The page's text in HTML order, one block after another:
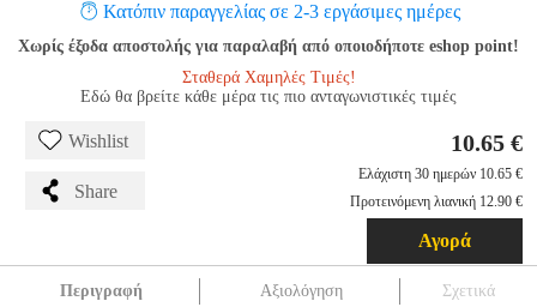
Κατόπιν παραγγελίας σε 2-3 εργάσιμες ημέρες
Χωρίς έξοδα αποστολής για παραλαβή από οποιοδήποτε eshop point!
Σταθερά Χαμηλές Τιμές!
Εδώ θα βρείτε κάθε μέρα τις πιο ανταγωνιστικές τιμές
Wishlist
Share
10.65 €
Ελάχιστη 30 ημερών 10.65 €
Προτεινόμενη λιανική 12.90 €
Αγορά
Περιγραφή Αξιολόγηση Σχετικά